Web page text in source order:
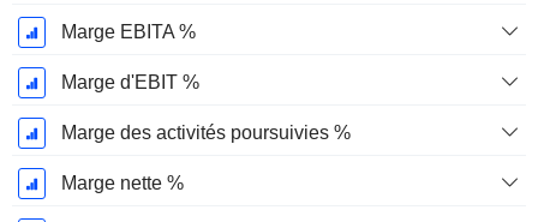
Marge EBITA %
Marge d'EBIT %
Marge des activités poursuivies %
Marge nette %